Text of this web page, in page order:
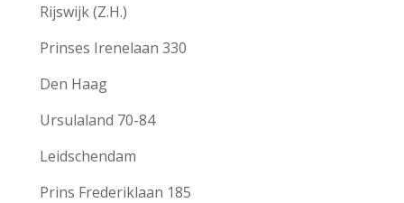
Rijswijk (Z.H.)
Prinses Irenelaan 330
Den Haag
Ursulaland 70-84
Leidschendam
Prins Frederiklaan 185